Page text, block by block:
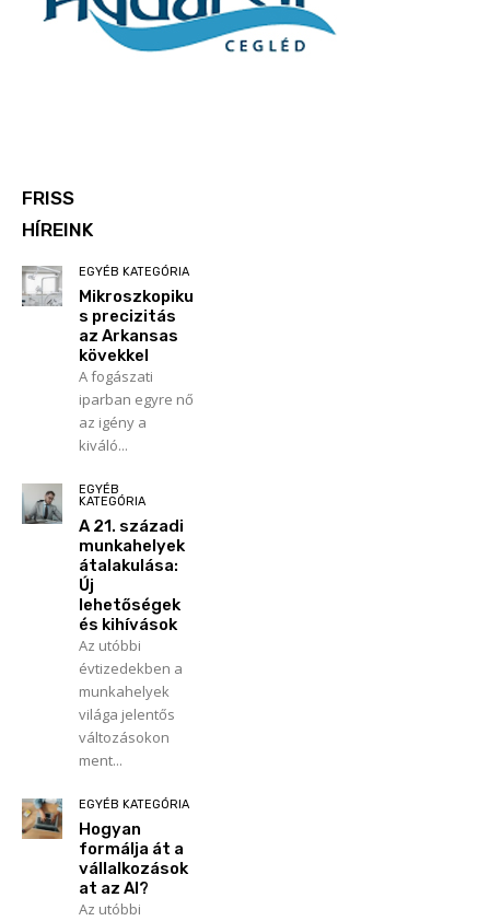
FRISS
HÍREINK
EGYÉB KATEGÓRIA
Mikroszkopiku
s precizitás
az Arkansas
kövekkel
A fogászati
iparban egyre nő
az igény a
kiváló...
EGYÉB
KATEGÓRIA
A 21. századi
munkahelyek
átalakulása:
Új
lehetőségek
és kihívások
Az utóbbi
évtizedekben a
munkahelyek
világa jelentős
változásokon
ment...
EGYÉB KATEGÓRIA
Hogyan
formálja át a
vállalkozások
at az AI?
Az utóbbi